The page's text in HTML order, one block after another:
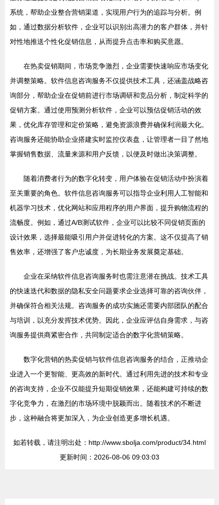
系统，帮助企业整合营销渠道，实现用户行为的追踪与分析。例
如，通过数据分析软件，企业可以识别出高潜力的客户群体，并针
对性地推送个性化促销信息，从而提升点击率和购买意愿。
在热卖促销期间，市场竞争激烈，企业需要快速响应市场变化
并调整策略。软件信息咨询服务不仅提供技术工具，还涵盖战略咨
询部分，帮助企业在促销前进行市场调研和竞品分析，制定科学的
促销方案。通过使用预测分析软件，企业可以预估促销活动的效
果，优化库存管理和定价策略，避免资源浪费并确保利润最大化。
咨询服务还能协助企业搭建实时监控仪表盘，让管理者一目了然地
掌握销售数据、流量来源和用户反馈，以便及时做出决策调整。
随着消费者行为的数字化转变，用户体验在促销活动中扮演着
至关重要的角色。软件信息咨询服务可以指导企业利用人工智能和
机器学习技术，优化网站和应用程序的用户界面，提升购物流程的
流畅度。例如，通过A/B测试软件，企业可以比较不同促销页面的
设计效果，选择最能吸引用户并促进转化的方案。这不仅提高了销
售效率，还增强了客户忠诚度，为长期业务发展奠定基础。
企业在采纳软件信息咨询服务时也需注意潜在挑战。技术工具
的快速迭代和数据的隐私安全问题要求企业选择可靠的咨询伙伴，
并确保符合相关法规。咨询服务的成功实施还需要内部团队的配合
与培训，以充分发挥技术优势。因此，企业应评估自身需求，与咨
询服务提供商紧密合作，共同制定适合的数字化营销策略。
数字化营销的热卖促销与软件信息咨询服务的结合，正推动企
业进入一个更智能、更高效的新时代。通过利用先进的技术和专业
的咨询支持，企业不仅能提升短期促销效果，还能构建可持续的数
字化竞争力，在激烈的市场环境中脱颖而出。随着技术的不断进
步，这种融合将更加深入，为企业创造更多增长机遇。
如若转载，请注明出处：http://www.sbolja.com/product/34.html
更新时间：2026-08-06 09:03:03